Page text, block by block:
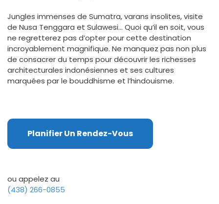
Jungles immenses de Sumatra, varans insolites, visite
de Nusa Tenggara et Sulawesi… Quoi qu’il en soit, vous
ne regretterez pas d’opter pour cette destination
incroyablement magnifique. Ne manquez pas non plus
de consacrer du temps pour découvrir les richesses
architecturales indonésiennes et ses cultures
marquées par le bouddhisme et l’hindouisme.
Planifier Un Rendez-Vous
ou appelez au
(438) 266-0855